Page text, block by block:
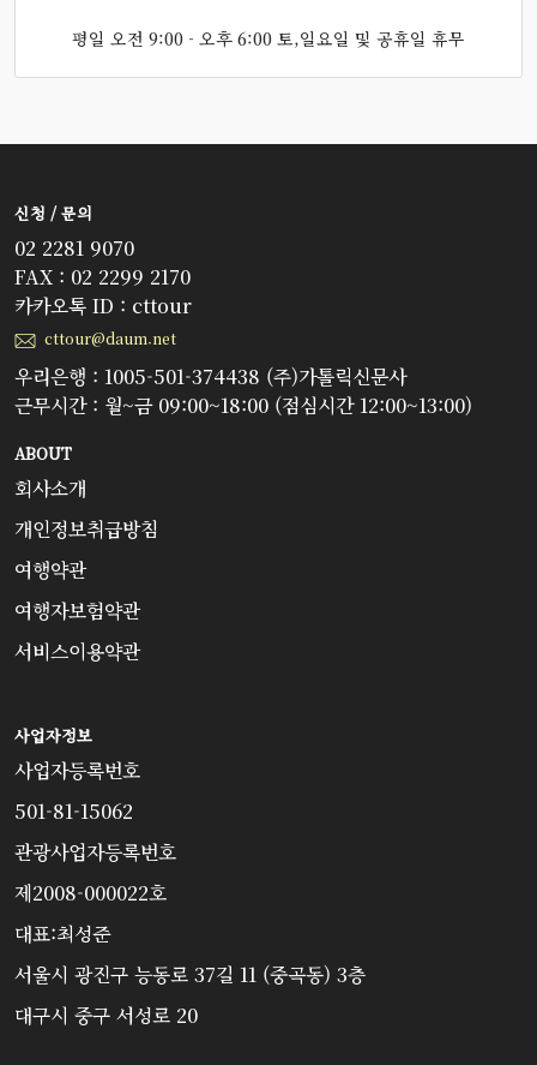
평일 오전 9:00 - 오후 6:00 토,일요일 및 공휴일 휴무
신청 / 문의
02 2281 9070
FAX : 02 2299 2170
카카오톡 ID : cttour
cttour@daum.net
우리은행 : 1005-501-374438 (주)가톨릭신문사
근무시간 : 월~금 09:00~18:00 (점심시간 12:00~13:00)
ABOUT
회사소개
개인정보취급방침
여행약관
여행자보험약관
서비스이용약관
사업자정보
사업자등록번호
501-81-15062
관광사업자등록번호
제2008-000022호
대표:최성준
서울시 광진구 능동로 37길 11 (중곡동) 3층
대구시 중구 서성로 20